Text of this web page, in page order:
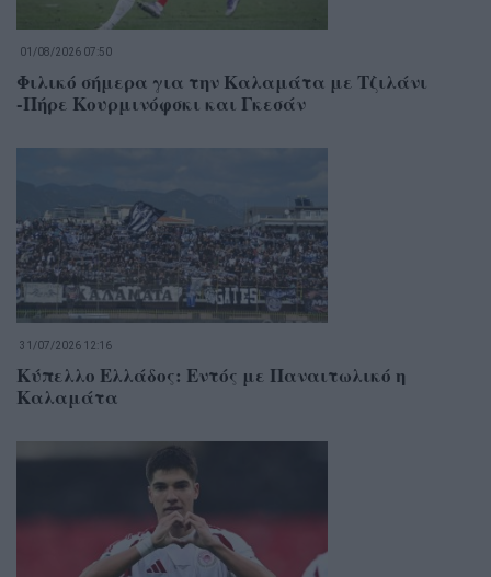
01/08/2026 07:50
Φιλικό σήμερα για την Καλαμάτα με Τζιλάνι
-Πήρε Κουρμινόφσκι και Γκεσάν
31/07/2026 12:16
Κύπελλο Ελλάδος: Εντός με Παναιτωλικό η
Καλαμάτα